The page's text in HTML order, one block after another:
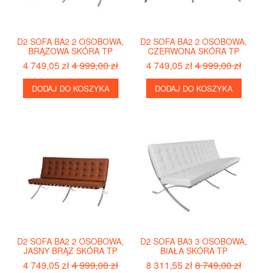
D2 SOFA BA2 2 OSOBOWA,
BRĄZOWA SKÓRA TP
4 749,05 zł4 999,00 zł
DODAJ DO KOSZYKA
D2 SOFA BA2 2 OSOBOWA,
CZERWONA SKÓRA TP
4 749,05 zł4 999,00 zł
DODAJ DO KOSZYKA
D2 SOFA BA2 2 OSOBOWA,
JASNY BRĄZ SKÓRA TP
4 749,05 zł4 999,00 zł
D2 SOFA BA3 3 OSOBOWA,
BIAŁA SKÓRA TP
8 311,55 zł8 749,00 zł